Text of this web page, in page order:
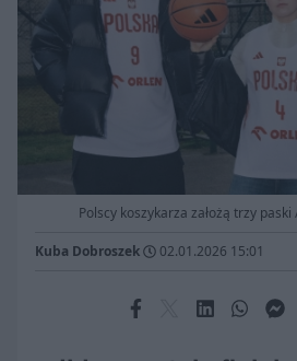
Polscy koszykarza założą trzy
Kuba Dobroszek 02.01.2026 15:01